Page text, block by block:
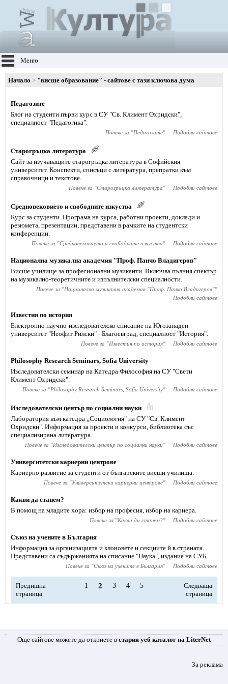
Меню
Начало "висше образование" - сайтове с тази ключова дума
Педагозите
Блог на студенти първи курс в СУ "Св. Климент Охридски",
специалност "Педагогика".
Повече за "Педагозите" Подобни сайтове
Старогръцка литература
Сайт за изучаващите старогръцка литература в Софийския
университет. Конспекти, списъци с литература, препратки към
справочници и текстове.
Повече за "Старогръцка литература" Подобни сайтове
Средновековието и свободните изкуства
Курс за студенти. Програма на курса, работни проекти, доклади и
резюмета, презентации, представени в рамките на студентски
конференции.
Повече за "Средновековието и свободните изкуства" Подобни сайтове
Национална музикална академия "Проф. Панчо Владигеров"
Висше училище за професионални музиканти. Включва пълния спектър
на музикално-теоретичните и изпълнителски специалности.
Повече за "Национална музикална академия "Проф. Панчо Владигеров""
Подобни сайтове
Известия по история
Електронно научно-изследователско списание на Югозападен
университет "Неофит Рилски" - Благоевград, специалност "История".
Повече за "Известия по история" Подобни сайтове
Philosophy Research Seminars, Sofia University
Изследователски семинар на Катедра Философия на СУ "Свети
Климент Охридски".
Повече за "Philosophy Research Seminars, Sofia University" Подобни сайтове
Изследователски център по социални науки
Лаборатория към катедра „Социология" на СУ "Св. Климент
Охридски". Информация за проекти и конкурси, библиотека със
специализирана литература.
Повече за "Изследователски център по социални науки" Подобни сайтове
Университетски кариерни центрове
Кариерно развитие за студенти от българските висши училища.
Повече за "Университетски кариерни центрове" Подобни сайтове
Какви да станем?
В помощ на младите хора: избор на професия, избор на кариера.
Повече за "Какви да станем?" Подобни сайтове
Съюз на учените в България
Информация за организацията и клоновете и секциите й в страната.
Представени са съдържанията на списание "Наука", издание на СУБ.
Повече за "Съюз на учените в България" Подобни сайтове
Предишна
страница
1 2 3 4 5
Следваща
страница
Още сайтове можете да откриете в стария уеб каталог на LiterNet
За реклама